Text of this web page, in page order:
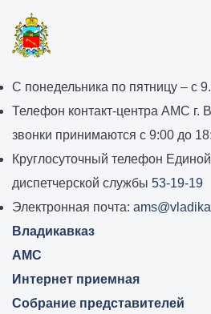
График
работы
администрации
местного
самоуправления
города
Владикавказ:
С понедельника по пятницу – с
Телефон контакт-центра АМС г.
звонки принимаются с 9:00 до
Круглосуточный телефон
диспетчерской службы 53-19-19
Электронная почта:
Владикавказ
АМС
Интернет приемная
Собрание представителей